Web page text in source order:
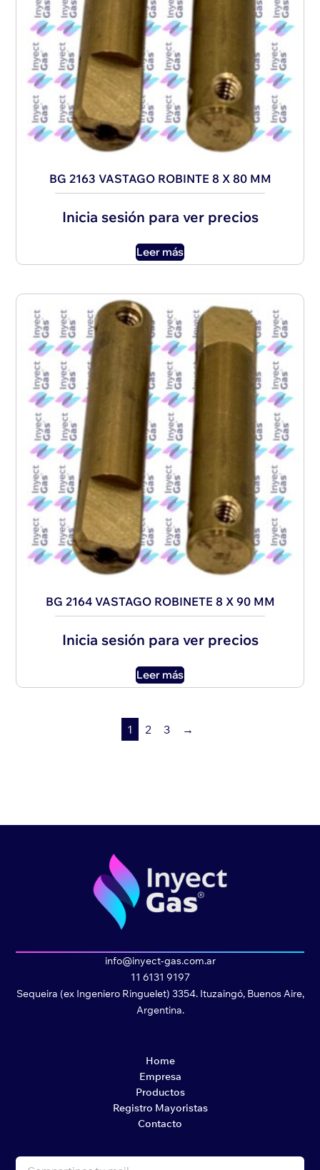
BG 2163 VASTAGO ROBINTE 8 X 80 MM
Inicia sesión para ver precios
Leer más
BG 2164 VASTAGO ROBINETE 8 X 90 MM
Inicia sesión para ver precios
Leer más
1 2 3 →
info@inyect-gas.com.ar
11 6131 9197
Sequeira (ex Ingeniero Ringuelet) 3354. Ituzaingó, Buenos Aire,
Argentina.
Home
Empresa
Productos
Registro Mayoristas
Contacto